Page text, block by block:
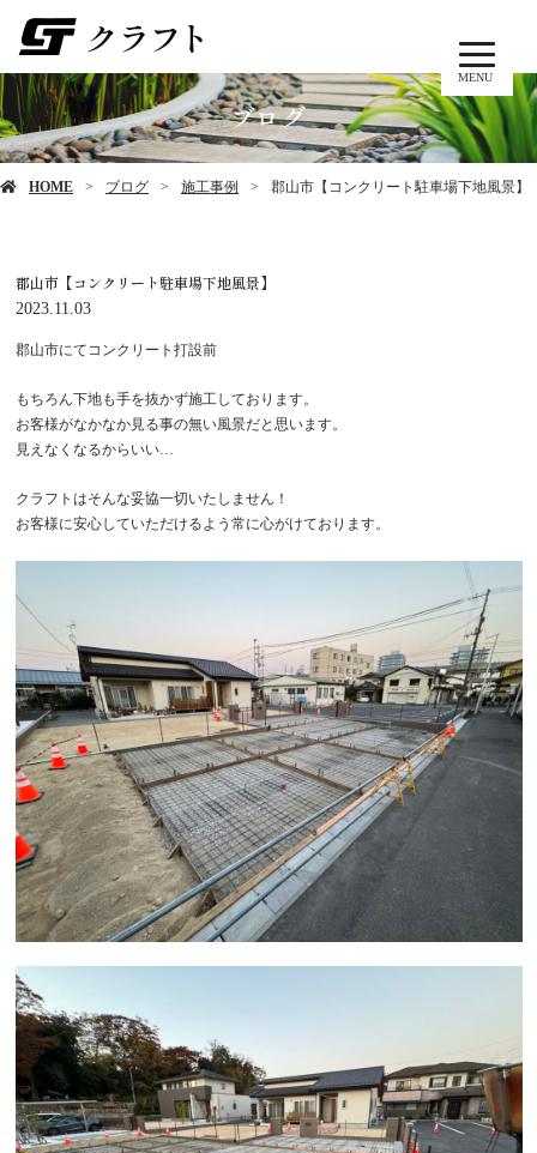
MENU
ブログ
HOME ブログ 施工事例 郡山市【コンクリート駐車場下地風景】
郡山市【コンクリート駐車場下地風景】
2023.11.03
郡山市にてコンクリート打設前
もちろん下地も手を抜かず施工しております。
お客様がなかなか見る事の無い風景だと思います。
見えなくなるからいい…
クラフトはそんな妥協一切いたしません！
お客様に安心していただけるよう常に心がけております。